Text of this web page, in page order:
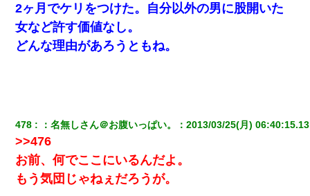
2ヶ月でケリをつけた。自分以外の男に股開いた
女など許す価値なし。
どんな理由があろうともね。
478 ：名無しさん＠お腹いっぱい。 ：2013/03/25(月)
>>476
お前、何でここにいるんだよ。
もう気団じゃねぇだろうが。